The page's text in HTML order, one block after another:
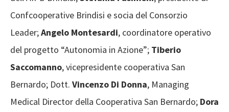
Confcooperative Brindisi e socia del Consorzio
Leader;Angelo Montesardi, coordinatore operativo
del progetto “Autonomia in Azione”; Tiberio
Saccomanno, vicepresidente cooperativa San
Bernardo; Dott. Vincenzo Di Donna, Managing
Medical Director della Cooperativa San Bernardo; Dora